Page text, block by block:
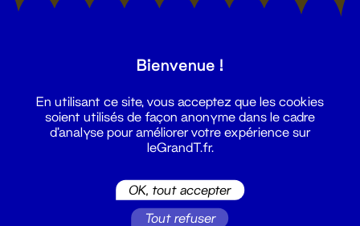
Bienvenue !
En utilisant ce site, vous acceptez que les cookies
soient utilisés de façon anonyme dans le cadre
d'analyse pour améliorer votre expérience sur
leGrandT.fr.
OK, tout accepter
Tout refuser